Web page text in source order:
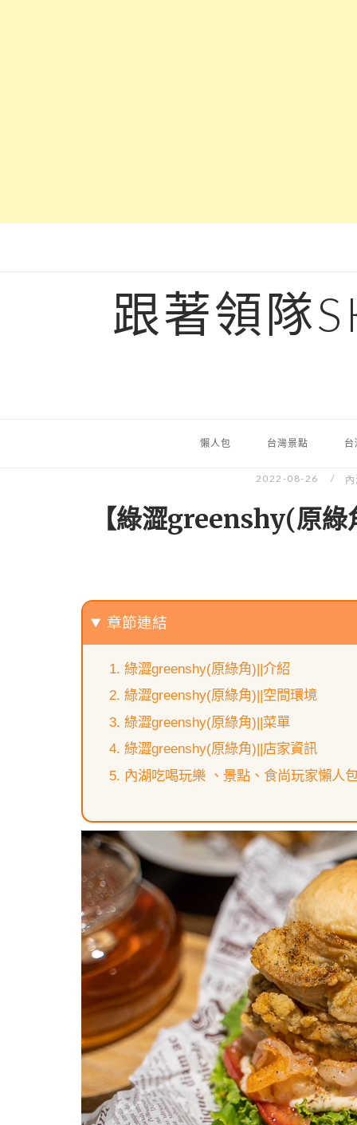
跟著領隊
懶人包 台灣景點 台
2022-08-26
【綠澀greenshy(原
章節連結
綠澀greenshy(原綠角)||介紹
綠澀greenshy(原綠角)||空間環境
綠澀greenshy(原綠角)||菜單
綠澀greenshy(原綠角)||店家資訊
內湖吃喝玩樂 、景點、食尚玩家懶人